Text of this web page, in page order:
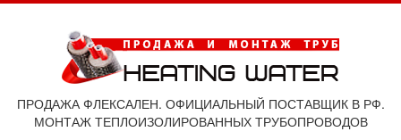
ПРОДАЖА ФЛЕКСАЛЕН. ОФИЦИАЛЬНЫЙ ПОСТАВЩИК В РФ.
МОНТАЖ ТЕПЛОИЗОЛИРОВАННЫХ ТРУБОПРОВОДОВ